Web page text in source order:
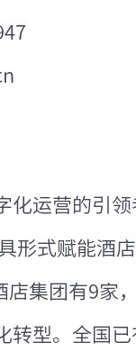
化运营的引
形式赋能酒
集团有9家
转型。全国